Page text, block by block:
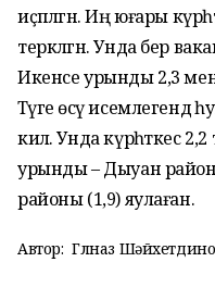
иҫәпләгән. Иң юғары
теркәлгән. Унда бер
Икенсе урынды 2,3
Тәүге өсәү
килә. Унда күрһәткес
урынды – Дыуан
районы (1,9) яулаған.
Автор: Гөлназ